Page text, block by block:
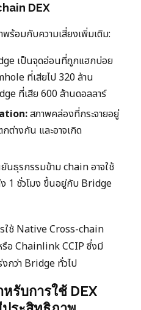
DEX
ร้อมกับความเสี่ยงเพิ่มเติม:
เป็นจุดอ่อนที่ถูกแฮกบ่อย
ที่เสียไป 320 ล้าน
ที่เสีย 600 ล้านดอลลาร์
สภาพคล่องที่กระจายอยู่
ต่างกัน และอาจเกิด
นธุรกรรมข้าม chain อาจใช้
1 ชั่วโมง ขึ้นอยู่กับ Bridge
ใช้ Native Cross-chain
อ Chainlink CCIP ซึ่งมี
กว่า Bridge ทั่วไป
รับการใช้ DEX